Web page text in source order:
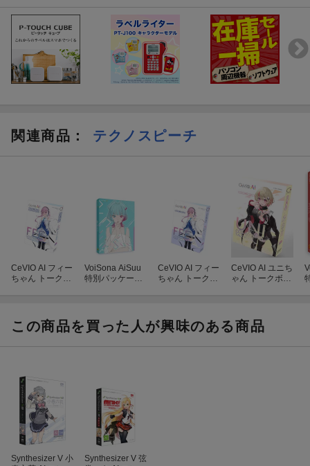
◆使い方
◎STEP.1 音符を入力
「メロディと歌詞を入力するだけで、驚くほど明瞭で自然な歌声
を奏でられます。
ピアノロールで簡単に入力できて、入力された音符に歌詞を割り
すぐに歌わせられます。
発声タイミング、ピッチ、ボリューム、ビブラート、声質を細か
く調整可能です。
※音符を細かく刻む必要はありません。
タイミングを調整すると、ピッチやボリューム、ビブラートも自
動的に再計算されるため大変効率的です。
現在のピッチを見ながらフリーハンドでピッチラインを直接描け
るので、思い通りに調整する事ができます。
ボリュームやビブラートも同様に元の状態を見ながら細かくコン
トロール可能です。
・重ねて調整
関連商品 ： テクノスピーチ
CeVIO AI フィー
ちゃん トークス
VoiSona AiSuu
特別パッケージ
ぅ）
CeVIO AI フィー
ちゃん トークボ
CeVIO AI ユニち
ゃん トークボイ
この商品を買った人が興味のある商品
Synthesizer V 小
Synthesizer V 弦